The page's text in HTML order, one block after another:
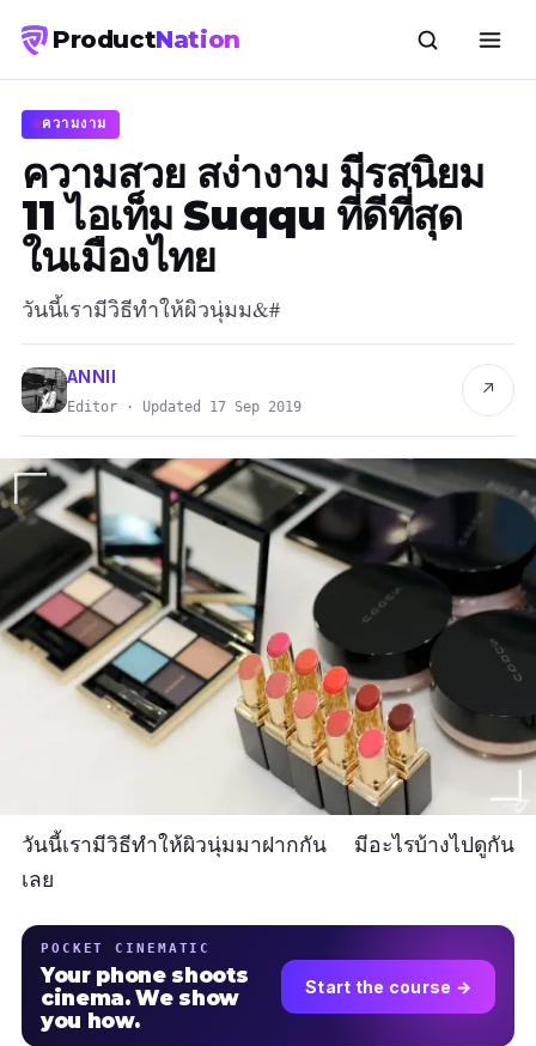
ProductNation
ความงาม
ความสวย สง่างาม มีรสนิยม
11 ไอเท็ม Suqqu ที่ดีที่สุด
ในเมืองไทย
วันนี้เรามีวิธีทำให้ผิวนุ่มม&#
ANNII
Editor · Updated 17 Sep 2019
↗
วันนี้เรามีวิธีทำให้ผิวนุ่มมาฝากกัน มีอะไรบ้างไปดูกัน
เลย
POCKET CINEMATIC
Your phone shoots
cinema. We show
you how.
Start the course →